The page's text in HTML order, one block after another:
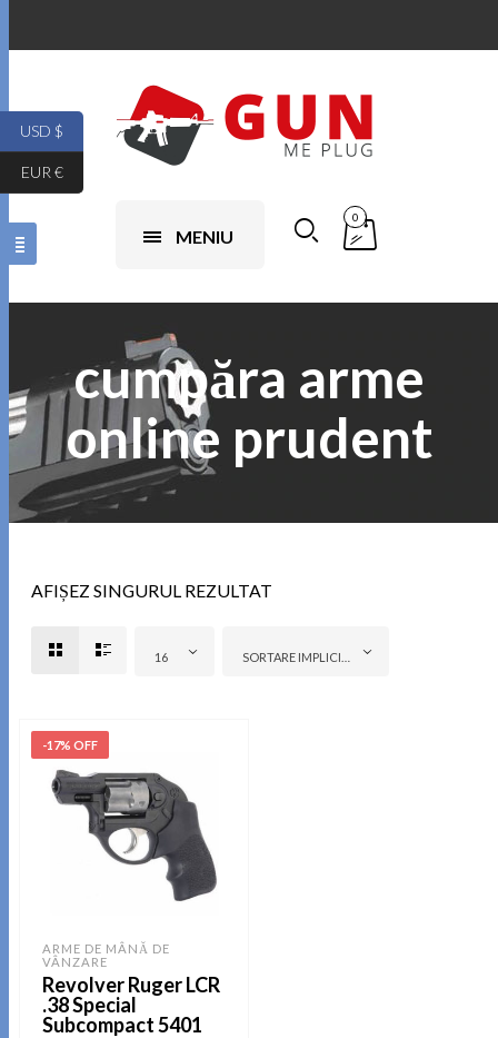
MENIU
0
cumpăra arme
online prudent
AFIȘEZ SINGURUL REZULTAT
16
-17% OFF
ARME DE MÂNĂ DE
VÂNZARE
Revolver Ruger LCR
.38 Special
Subcompact 5401
USD $
EUR €